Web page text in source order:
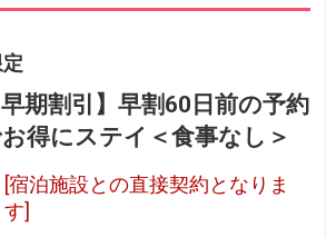
早期割引】早割60日前の予約
得にステイ＜食事なし＞
[宿泊施設との直接契約となりま
す]